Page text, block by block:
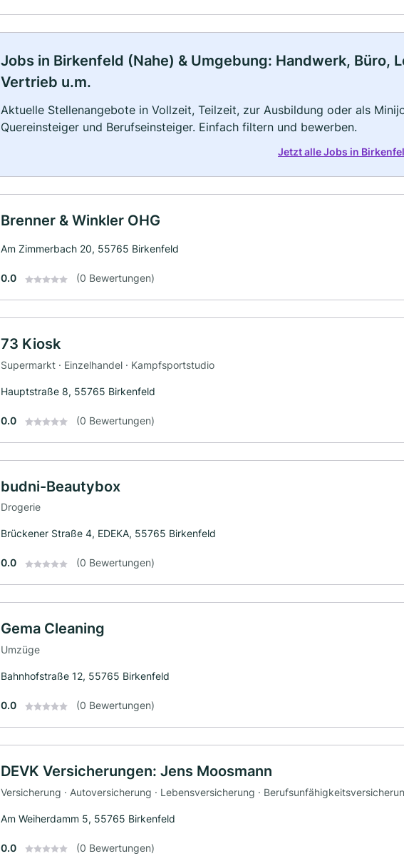
Jobs in Birkenfeld (Nahe) & Umgebung: Handwerk, Büro,
Vertrieb u.m.
Aktuelle Stellenangebote in Vollzeit, Teilzeit, zur Ausbildung oder als
Quereinsteiger und Berufseinsteiger. Einfach filtern und bewerben.
Jetzt alle Jobs in
Brenner & Winkler OHG
Am Zimmerbach 20, 55765 Birkenfeld
0.0 (0 Bewertungen)
73 Kiosk
Supermarkt · Einzelhandel · Kampfsportstudio
Hauptstraße 8, 55765 Birkenfeld
0.0 (0 Bewertungen)
budni-Beautybox
Drogerie
Brückener Straße 4, EDEKA, 55765 Birkenfeld
0.0 (0 Bewertungen)
Gema Cleaning
Umzüge
Bahnhofstraße 12, 55765 Birkenfeld
0.0 (0 Bewertungen)
DEVK Versicherungen: Jens Moosmann
Versicherung · Autoversicherung · Lebensversicherung ·
Am Weiherdamm 5, 55765 Birkenfeld
0.0 (0 Bewertungen)